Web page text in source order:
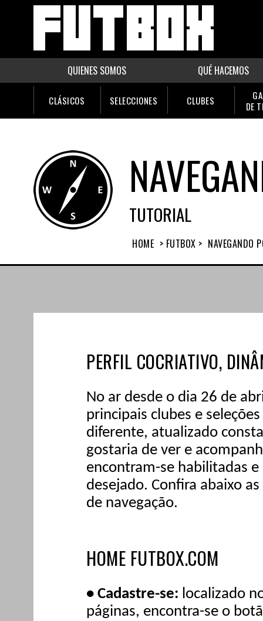
QUIENES SOMOS QUÉ HACEMOS
CLÁSICOS SELECCIONES CLUBES
DE
TUTORIAL
HOME > FUTBOX > NAVEGANDO
PERFIL COCRIATIVO,
No ar desde o dia 26 de
principais clubes e
diferente, atualizado
gostaria de ver e
encontram-se habilitadas
desejado. Confira abaixo
de navegação.
HOME FUTBOX.COM
• Cadastre-se: localizado
páginas, encontra-se o